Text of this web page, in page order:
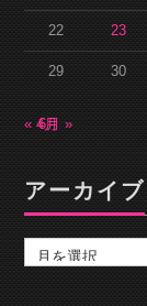
22 23
29 30
« 4月6月 »
アーカイブ
カ